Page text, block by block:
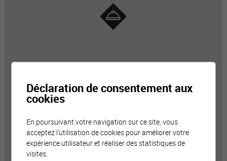
Déclaration de consentement aux
cookies
En poursuivant votre navigation sur ce site, vous
acceptez l'utilisation de cookies pour améliorer votre
expérience utilisateur et réaliser des statistiques de
visites.